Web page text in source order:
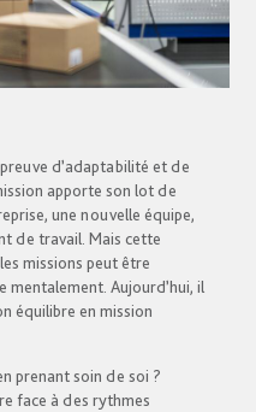
d’adaptabilité et de
apporte son lot de
une nouvelle équipe,
de travail. Mais cette
missions peut être
Aujourd’hui, il
équilibre en mission
prenant soin de soi ?
face à des rythmes